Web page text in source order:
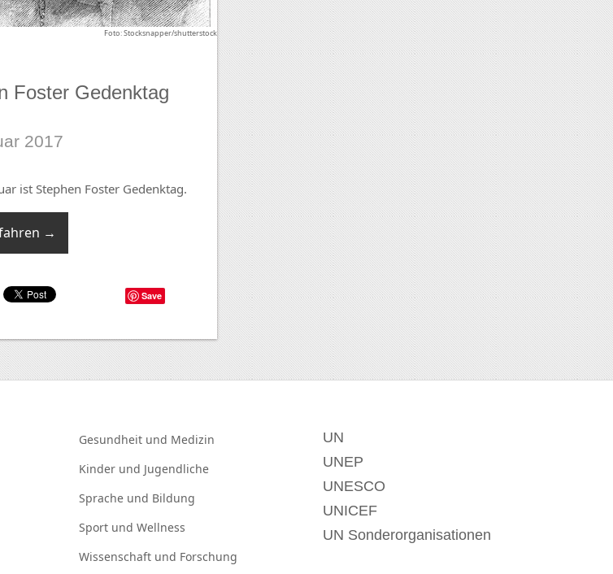
Foto: Stocksnapper/shutterstock
Foster Gedenktag
2017
ist Stephen Foster Gedenktag.
→
Save
Gesundheit und Medizin
Kinder und Jugendliche
Sprache und Bildung
Sport und Wellness
Wissenschaft und Forschung
UN
UNEP
UNESCO
UNICEF
UN Sonderorganisationen